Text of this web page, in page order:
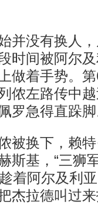
没有换人，
时间被阿尔
做着手势。
侬左路传中
罗急得直跺
换下，赖特
斯基，“三狮
着阿尔及利
杰拉德叫过